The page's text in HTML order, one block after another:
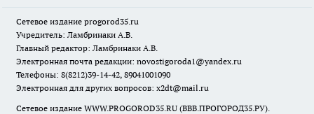
Сетевое издание progorod35.ru
Учредитель: Ламбринаки А.В.
Главный редактор: Ламбринаки А.В.
Электронная почта редакции: novostigoroda1@yandex.ru
Телефоны: 8(8212)39-14-42, 89041001090
Электронная для других вопросов: x2dt@mail.ru
Сетевое издание WWW.PROGOROD35.RU (ВВВ.ПРОГОРОД35.РУ).